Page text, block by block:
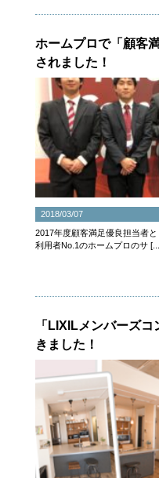
ホームプロで「顧客
されました！
2018/03/07
2017年度顧客満足優良担当者
利用者No.1のホームプロのサ
「LIXILメンバーズ
きました！